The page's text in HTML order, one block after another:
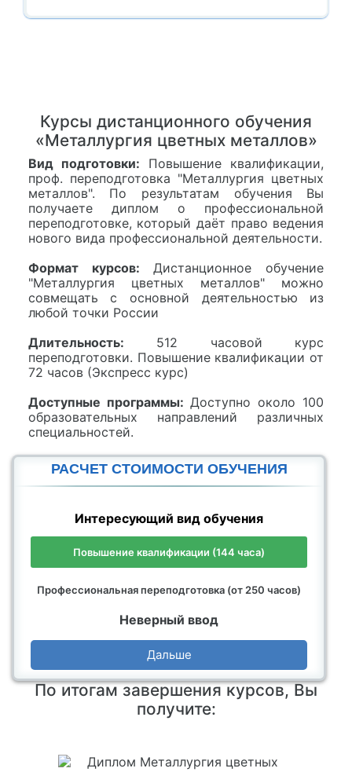
Курсы дистанционного обучения
«Металлургия цветных металлов»
Вид подготовки: Повышение квалификации,
проф. переподготовка "Металлургия цветных
металлов". По результатам обучения Вы
получаете диплом о профессиональной
переподготовке, который даёт право ведения
нового вида профессиональной деятельности.
Формат курсов: Дистанционное обучение
"Металлургия цветных металлов" можно
совмещать с основной деятельностью из
любой точки России
Длительность: 512 часовой курс
переподготовки. Повышение квалификации от
72 часов (Экспресс курс)
Доступные программы: Доступно около 100
образовательных направлений различных
специальностей.
РАСЧЕТ СТОИМОСТИ ОБУЧЕНИЯ
Интересующий вид обучения
Повышение квалификации (144 часа)
Профессиональная переподготовка (от 250 часов)
Неверный ввод
Дальше
По итогам завершения курсов, Вы
получите: